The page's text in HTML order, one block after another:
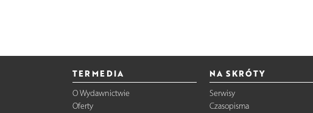
TERMEDIA
O Wydawnictwie
Oferty
NA SKRÓTY
Serwisy
Czasopisma